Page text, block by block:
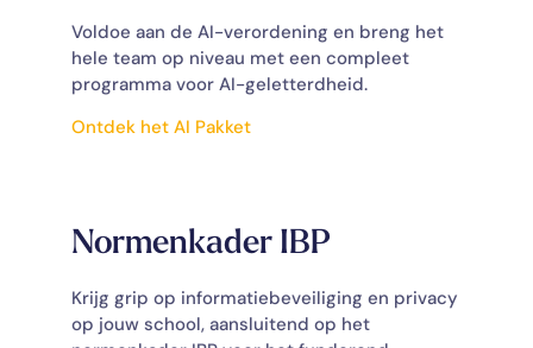
Voldoe aan de AI-verordening en breng het
hele team op niveau met een compleet
programma voor AI-geletterdheid.
Ontdek het AI Pakket
Normenkader IBP
Krijg grip op informatiebeveiliging en privacy
op jouw school, aansluitend op het